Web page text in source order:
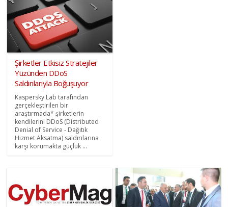
Şirketler Etkisiz Stratejiler
Yüzünden DDoS
Saldırılarıyla Boğuşuyor
Kaspersky Lab tarafından
gerçekleştirilen bir
araştırmada* şirketlerin
kendilerini DDoS (Distributed
Denial of Service - Dağıtık
Hizmet Aksatma) saldırılarına
karşı korumakta güçlük ...